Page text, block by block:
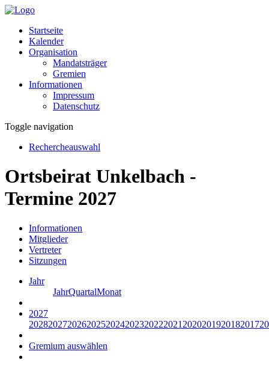
Startseite
Kalender
Organisation
Mandatsträger
Gremien
Informationen
Impressum
Datenschutz
Toggle navigation
Rechercheauswahl
Ortsbeirat Unkelbach -
Termine 2027
Informationen
Mitglieder
Vertreter
Sitzungen
Jahr
JahrQuartalMonat
2027
20282027202620252024202320222021 2020201920182017
Gremium auswählen